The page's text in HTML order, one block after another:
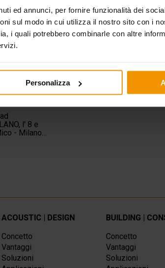
ed annunci, per fornire funzionalità dei
sul modo in cui utilizza il nostro sito con i
i quali potrebbero combinarle con altre
Personalizza
l' 8 e
- Milano
ACOUSTIC | DESIGN
Concetto
Vantaggi
Soluzioni
BUILDING |
Concetto
Vantaggi
Soluzioni